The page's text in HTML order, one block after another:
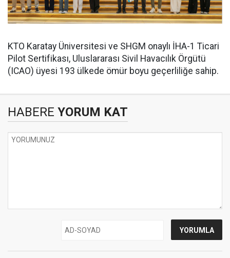
KTO Karatay Üniversitesi ve SHGM onaylı İHA-1 Ticari
Pilot Sertifikası, Uluslararası Sivil Havacılık Örgütü
(ICAO) üyesi 193 ülkede ömür boyu geçerliliğe sahip.
HABERE YORUM KAT